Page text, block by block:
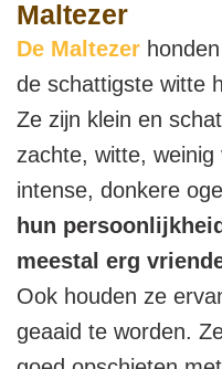
Maltezer
De Maltezer
de schattigste witte
Ze zijn klein en
zachte, witte,
intense, donkere
hun
meestal erg
Ook houden ze
geaaid te worden.